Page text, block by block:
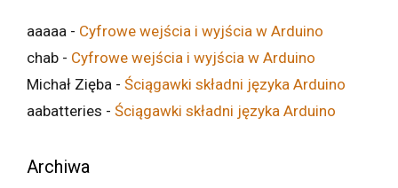
aaaaa - Cyfrowe wejścia i wyjścia w Arduino
chab - Cyfrowe wejścia i wyjścia w Arduino
Michał Zięba - Ściągawki składni języka Arduino
aabatteries - Ściągawki składni języka Arduino
Archiwa